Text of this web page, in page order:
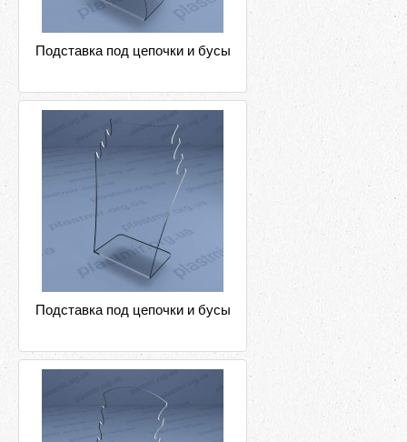
Подставка под цепочки и бусы
Подставка под цепочки и бусы